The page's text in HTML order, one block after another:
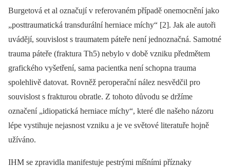
Burgetová et al označují v referovaném případě onemocnění jako
„posttraumatická transdurální herniace míchy“ [2]. Jak ale autoři
uvádějí, souvislost s traumatem páteře není jednoznačná. Samotné
trauma páteře (fraktura Th5) nebylo v době vzniku předmětem
grafického vyšetření, sama pacientka není schopna trauma
spolehlivě datovat. Rovněž peroperační nález nesvědčil pro
souvislost s frakturou obratle. Z tohoto důvodu se držíme
označení „idiopatická herniace míchy“, které dle našeho názoru
lépe vystihuje nejasnost vzniku a je ve světové literatuře hojně
užíváno.
IHM se zpravidla manifestuje pestrými míšními příznaky